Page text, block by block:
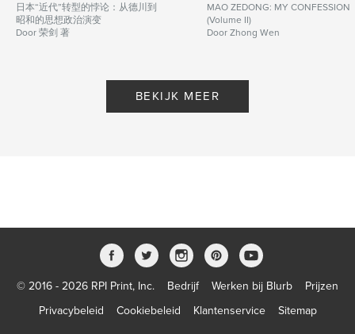
日本“近代”转型的悖论：从德川到
昭和的思想政治演变
Door 荣剑 著
MAO ZEDONG: MY CONFESSION
(Volume II)
Door Zhong Wen
BEKIJK MEER
© 2016 - 2026 RPI Print, Inc. Bedrijf Werken bij Blurb
Prijzen
Privacybeleid
Cookiebeleid Klantenservice Sitemap